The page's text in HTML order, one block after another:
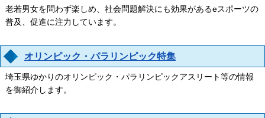
老若男女を問わず楽しめ、社会問題解決にも効果があるeスポーツの
普及、促進に注力しています。
オリンピック・パラリンピック特集
埼玉県ゆかりのオリンピック・パラリンピックアスリート等の情報
を御紹介します。